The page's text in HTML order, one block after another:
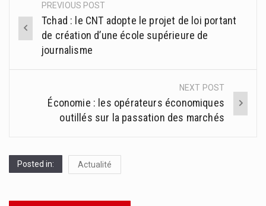
Post
navigation
PREVIOUS POST
Tchad : le CNT adopte le projet de loi portant
de création d’une école supérieure de
journalisme
NEXT POST
Économie : les opérateurs économiques
outillés sur la passation des marchés
Posted in: Actualité